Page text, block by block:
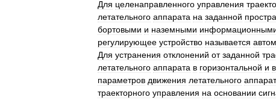
Для целенаправленного управления
летательного аппарата на заданной
бортовыми и наземными
регулирующее устройство называется
Для устранения отклонений от заданной
летательного аппарата в горизонтальной и
параметров движения летательного
траекторного управления на основании